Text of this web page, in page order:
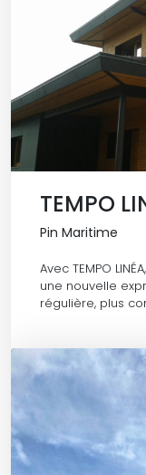
TEMPO
Pin Maritime
Avec TEMPO
une nouvelle
régulière, plus